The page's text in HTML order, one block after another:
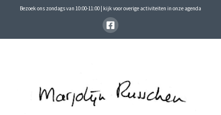
Bezoek ons zondags van 10:00-11:00 | kijk voor overige activiteiten in onze agenda